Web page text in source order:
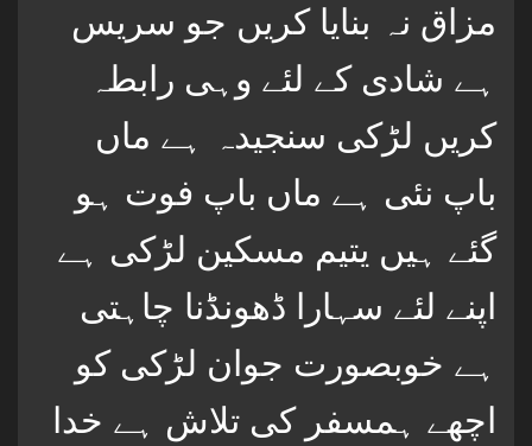
مزاق نہ بنایا کریں جو سریس
ہے شادی کے لئے وہی رابطہ
کریں لڑکی سنجیدہ ہے ماں
باپ نئی ہے ماں باپ فوت ہو
گئے ہیں یتیم مسکین لڑکی ہے
اپنے لئے سہارا ڈھونڈنا چاہتی
ہے خوبصورت جوان لڑکی کو
اچھے ہمسفر کی تلاش ہے خدا